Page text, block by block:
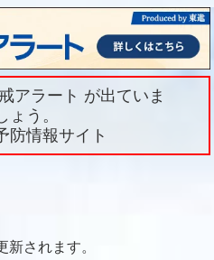
アラート が出ていま
う。
防情報サイト
新されます。